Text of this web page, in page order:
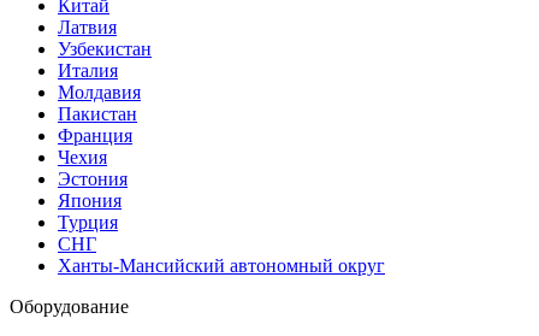
Китай
Латвия
Узбекистан
Италия
Молдавия
Пакистан
Франция
Чехия
Эстония
Япония
Турция
СНГ
Ханты-Мансийский автономный округ
Оборудование